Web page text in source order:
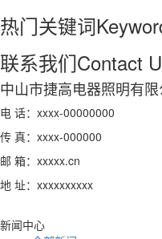
热门关键词
联系我们Contact
中山市捷高电器照明有限
电 话：xxxx-00000000
传 真：xxxx-000000
邮 箱：xxxxx.cn
地 址：xxxxxxxxxx
新闻中心